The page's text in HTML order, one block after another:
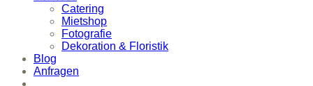
Catering
Mietshop
Fotografie
Dekoration & Floristik
Blog
Anfragen